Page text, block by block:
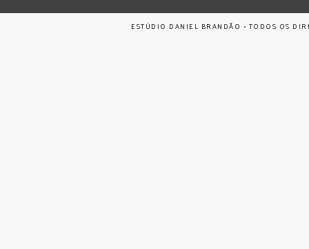
ESTÚDIO DANIEL BRANDÃO • TODOS OS